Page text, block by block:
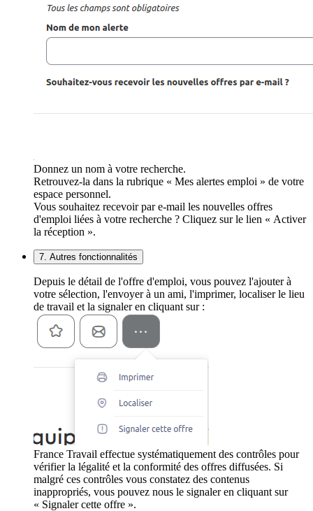
Donnez un nom à votre recherche.
Retrouvez-la dans la rubrique « Mes alertes emploi » de votre
espace personnel.
Vous souhaitez recevoir par e-mail les nouvelles offres
d'emploi liées à votre recherche ? Cliquez sur le lien « Activer
la réception ».
7. Autres fonctionnalités
Depuis le détail de l'offre d'emploi, vous pouvez l'ajouter à
votre sélection, l'envoyer à un ami, l'imprimer, localiser le lieu
de travail et la signaler en cliquant sur :
France Travail effectue systématiquement des contrôles pour
vérifier la légalité et la conformité des offres diffusées. Si
malgré ces contrôles vous constatez des contenus
inappropriés, vous pouvez nous le signaler en cliquant sur
« Signaler cette offre ».